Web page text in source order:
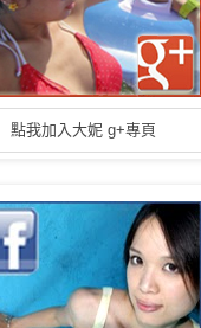
點我加入大妮 g+專頁